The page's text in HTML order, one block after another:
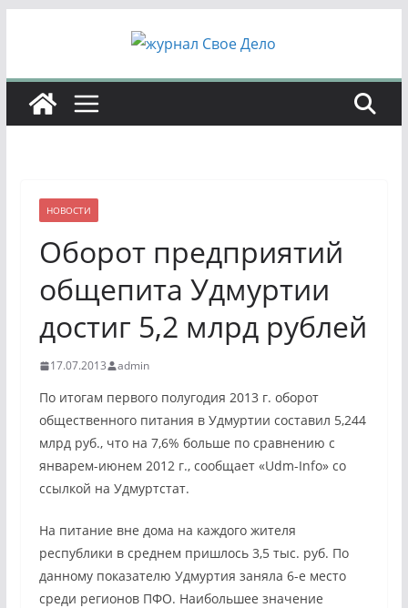
НОВОСТИ
Оборот предприятий
общепита Удмуртии
достиг 5,2 млрд рублей
17.07.2013 admin
По итогам первого полугодия 2013 г. оборот
общественного питания в Удмуртии составил 5,244
млрд руб., что на 7,6% больше по сравнению с
январем-июнем 2012 г., сообщает «Udm-Info» со
ссылкой на Удмуртстат.
На питание вне дома на каждого жителя
республики в среднем пришлось 3,5 тыс. руб. По
данному показателю Удмуртия заняла 6-е место
среди регионов ПФО. Наибольшее значение